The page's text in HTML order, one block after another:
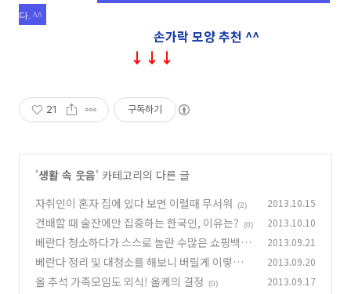
다. ^^
손가락 모양 추천 ^^
↓↓↓
21 구독하기
'생활 속 웃음' 카테고리의 다른 글
자취인이 혼자 집에 있다 보면 이럴때 무서워
(2) 2013.10.15
건배할 때 술잔에만 집중하는 한국인, 이유는? (0) 2013.10.10
베란다 청소하다가 스스로 놀란 수많은 쇼핑백
(0)
2013.09.21
베란다 정리 및 대청소를 해보니 버릴게 이렇게
많네 (0)
2013.09.20
올 추석 가족모임도 외식! 올케의 결정 (0) 2013.09.17